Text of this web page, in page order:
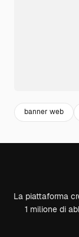
banner web
La piattaforma
1 milione di